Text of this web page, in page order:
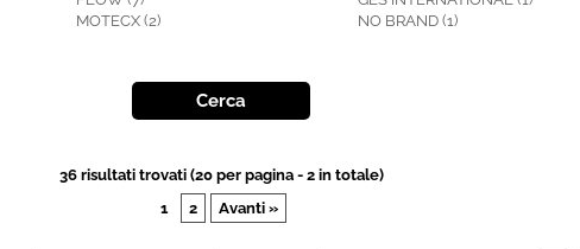
MOTECX (2)
NO BRAND (1)
36 risultati trovati (20 per pagina - 2 in totale)
1
2 Avanti »